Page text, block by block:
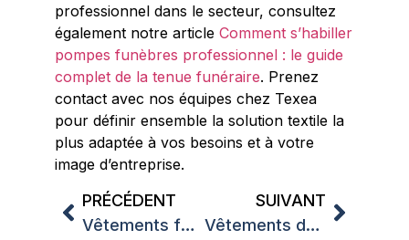
professionnel dans le secteur, consultez
également notre article Comment s’habiller
pompes funèbres professionnel : le guide
complet de la tenue funéraire. Prenez
contact avec nos équipes chez Texea
pour définir ensemble la solution textile la
plus adaptée à vos besoins et à votre
image d’entreprise.
PRÉCÉDENT
Vêtements funéraires professionnels Lyon : guide complet pour les entreprises du secteur
SUIVANT
Vêtements de travail entreprise Lyon : guide complet pour équiper vos équipes professionnellement